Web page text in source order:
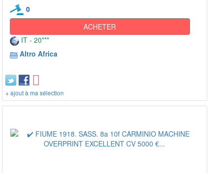
0
ACHETER
IT - 20***
Altro Africa
+ ajout à ma sélection